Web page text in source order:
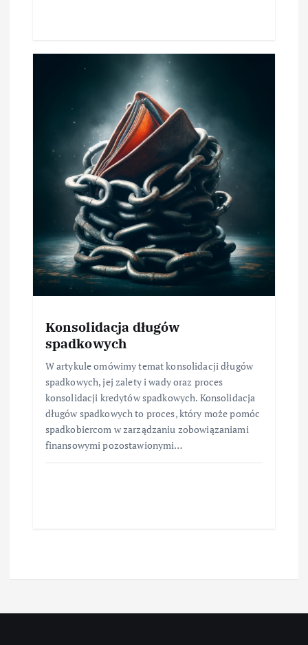
Konsolidacja długów
spadkowych
W artykule omówimy temat konsolidacji długów
spadkowych, jej zalety i wady oraz proces
konsolidacji kredytów spadkowych. Konsolidacja
długów spadkowych to proces, który może pomóc
spadkobiercom w zarządzaniu zobowiązaniami
finansowymi pozostawionymi…